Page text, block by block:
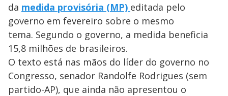
da medida provisória (MP) editada pelo
governo em fevereiro sobre o mesmo
tema. Segundo o governo, a medida beneficia
15,8 milhões de brasileiros.
O texto está nas mãos do líder do governo no
Congresso, senador Randolfe Rodrigues (sem
partido-AP), que ainda não apresentou o